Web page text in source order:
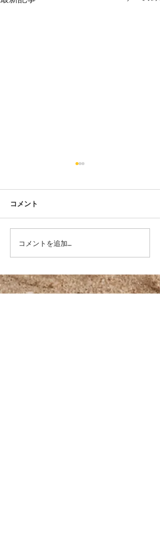
生活習慣で『肥満と薄
毛』 さようならする方法
コメント
コメントを追加…